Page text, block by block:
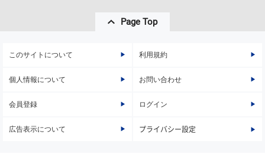
Page Top
このサイトについて 利用規約
個人情報について お問い合わせ
会員登録 ログイン
広告表示について プライバシー設定